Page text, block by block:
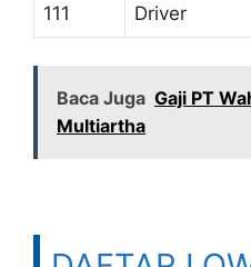
111 Driver
Baca Juga Gaji PT
Multiartha